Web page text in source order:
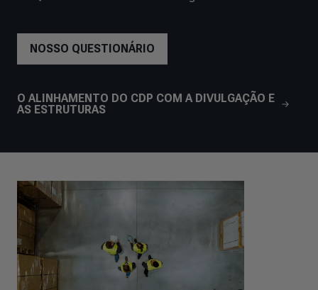
NOSSO QUESTIONÁRIO
O ALINHAMENTO DO CDP COM A DIVULGAÇÃO E
AS ESTRUTURAS